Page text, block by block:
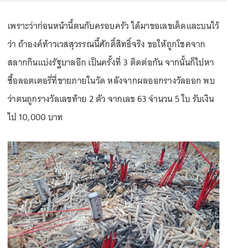
เพราะว่าก่อนหน้านี้ตนกับครอบครัว ได้มาขอเลขเด็ดและบนไว้
ว่า ถ้าองค์ท้าวเวสสุวรรณนี้ศักดิ์สิทธิ์จริง ขอให้ถูกโชคจาก
สลากกินแบ่งรัฐบาลอีก เป็นครั้งที่ 3 ติดต่อกัน จากนั้นก็ไปหา
ซื้อลอตเตอรี่ที่ขายภายในวัด หลังจากผลออกรางวัลออก พบ
ว่าตนถูกรางวัลเลขท้าย 2 ตัว จากเลข 63 จำนวน 5 ใบ รับเงิน
ไป 10,000 บาท